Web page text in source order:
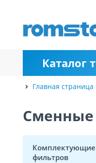
Каталог
Главная страница
Комплектующие
фильтров